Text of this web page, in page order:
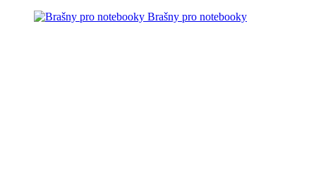
Brašny pro notebooky